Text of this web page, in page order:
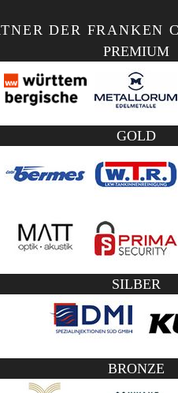
DER FRANKEN
PREMIUM
GOLD
SILBER
BRONZE